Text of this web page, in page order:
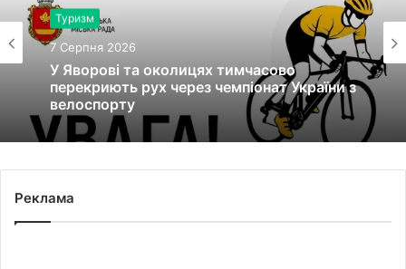
Туризм
7 Серпня 2026
У Яворові та околицях тимчасово
перекриють рух через чемпіонат України з
велоспорту
Реклама